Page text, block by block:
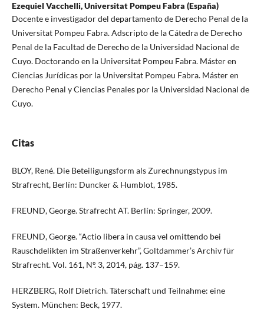
Ezequiel Vacchelli,Universitat Pompeu Fabra (España)
Docente e investigador del departamento de Derecho Penal de la
Universitat Pompeu Fabra. Adscripto de la Cátedra de Derecho
Penal de la Facultad de Derecho de la Universidad Nacional de
Cuyo. Doctorando en la Universitat Pompeu Fabra. Máster en
Ciencias Jurídicas por la Universitat Pompeu Fabra. Máster en
Derecho Penal y Ciencias Penales por la Universidad Nacional de
Cuyo.
Citas
BLOY, René. Die Beteiligungsform als Zurechnungstypus im
Strafrecht, Berlín: Duncker & Humblot, 1985.
FREUND, George. Strafrecht AT. Berlín: Springer, 2009.
FREUND, George. “Actio libera in causa vel omittendo bei
Rauschdelikten im Straßenverkehr”, Goltdammer’s Archiv für
Strafrecht. Vol. 161, Nº. 3, 2014, pág. 137–159.
HERZBERG, Rolf Dietrich. Täterschaft und Teilnahme: eine
System. München: Beck, 1977.